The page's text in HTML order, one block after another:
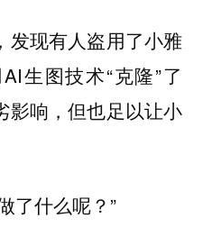
发现有人盗用了小雅
生图技术“克隆”了
影响，但也足以让小
了什么呢？”